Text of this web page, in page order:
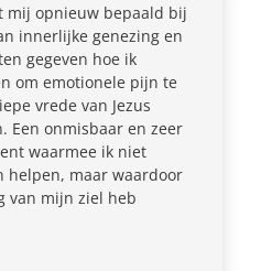
mij opnieuw bepaald bij
innerlijke genezing en
gegeven hoe ik
om emotionele pijn te
vrede van Jezus
Een onmisbaar en zeer
waarmee ik niet
helpen, maar waardoor
van mijn ziel heb